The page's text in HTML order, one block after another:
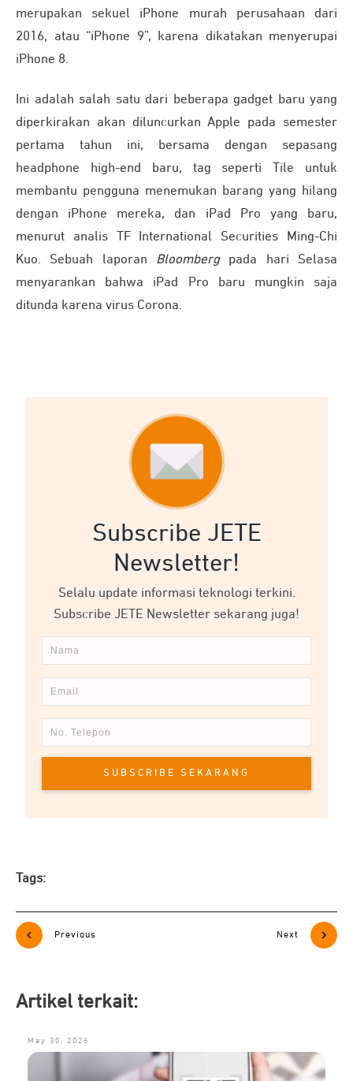
merupakan sekuel iPhone murah perusahaan dari
2016, atau “iPhone 9”, karena dikatakan menyerupai
iPhone 8.
Ini adalah salah satu dari beberapa gadget baru yang
diperkirakan akan diluncurkan Apple pada semester
pertama tahun ini, bersama dengan sepasang
headphone high-end baru, tag seperti Tile untuk
membantu pengguna menemukan barang yang hilang
dengan iPhone mereka, dan iPad Pro yang baru,
menurut analis TF International Securities Ming-Chi
Kuo. Sebuah laporan Bloombergpada hari Selasa
menyarankan bahwa iPad Pro baru mungkin saja
ditunda karena virus Corona.
Subscribe JETE
Newsletter!
Selalu update informasi teknologi terkini.
Subscribe JETE Newsletter sekarang juga!
SUBSCRIBE SEKARANG
Tags:
Previous Next
Artikel terkait:
May 30, 2026